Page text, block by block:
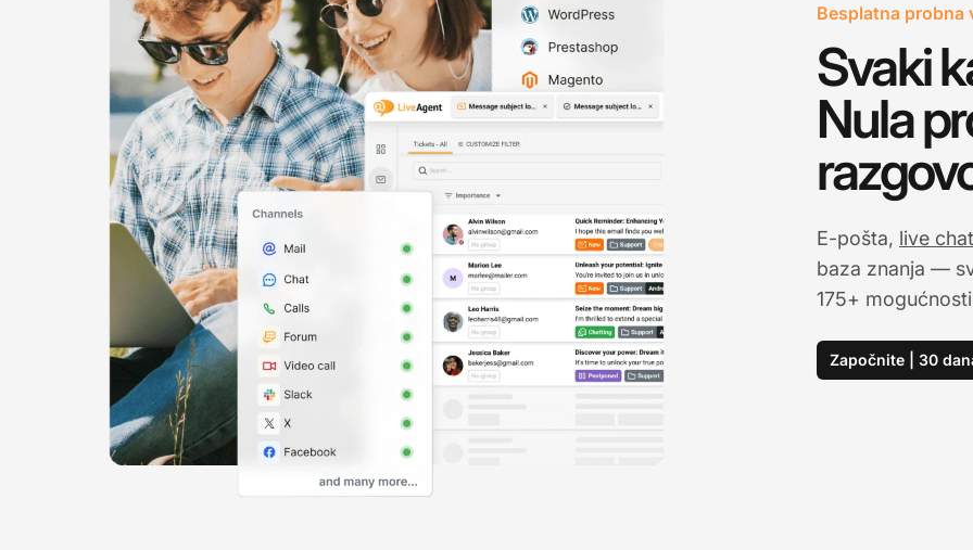
Besplatna probna
Svaki
Nula
E-pošta, live chat
baza znanja —
175+
Započnite | 30